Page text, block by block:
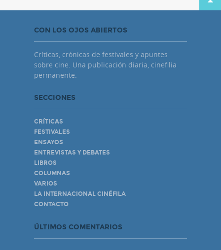
CON LOS OJOS ABIERTOS
Críticas, crónicas de festivales y apuntes
sobre cine. Una publicación diaria, cinefilia
permanente.
SECCIONES
CRÍTICAS
FESTIVALES
ENSAYOS
ENTREVISTAS Y DEBATES
LIBROS
COLUMNAS
VARIOS
LA INTERNACIONAL CINÉFILA
CONTACTO
ÚLTIMOS COMENTARIOS